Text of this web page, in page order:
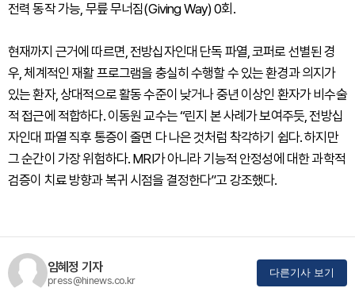
전력 동작 가능, 무릎 무너짐(Giving Way) 0회.
현재까지 근거에 따르면, 전방십자인대 단독 파열, 코퍼로 선별된 경
우, 체계적인 재활 프로그램을 충실히 수행할 수 있는 환경과 의지가
있는 환자, 상대적으로 활동 수준이 낮거나 중년 이상인 환자가 비수술
적 접근에 적합하다. 이동원 교수는 “린지 본 사례가 보여주듯, 전방십
자인대 파열 직후 통증이 줄면 다 나은 것처럼 착각하기 쉽다. 하지만
그 순간이 가장 위험하다. MRI가 아니라 기능적 안정성에 대한 과학적
검증이 치료 방향과 복귀 시점을 결정한다”고 강조했다.
임혜정 기자
press@hinews.co.kr
다른기사 보기